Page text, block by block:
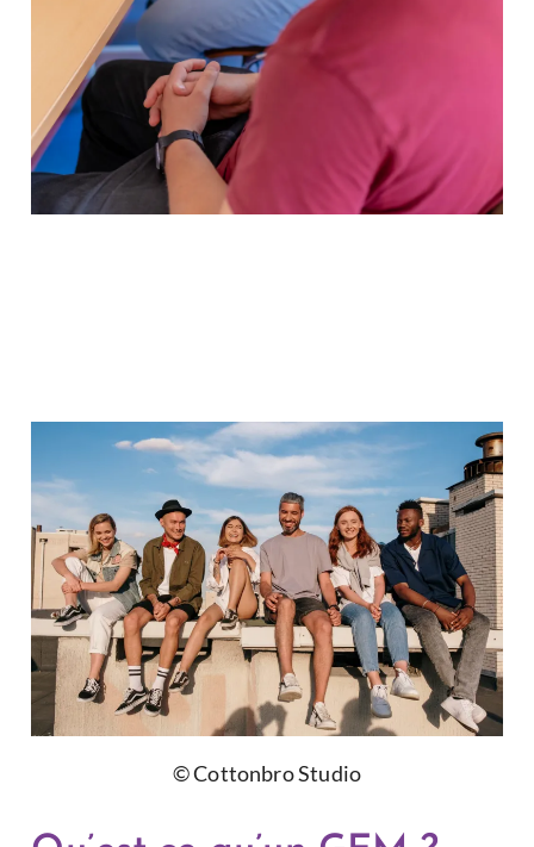
© Cottonbro Studio